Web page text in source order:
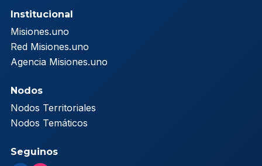
Institucional
Misiones.uno
Red Misiones.uno
Agencia Misiones.uno
Nodos
Nodos Territoriales
Nodos Temáticos
Seguinos